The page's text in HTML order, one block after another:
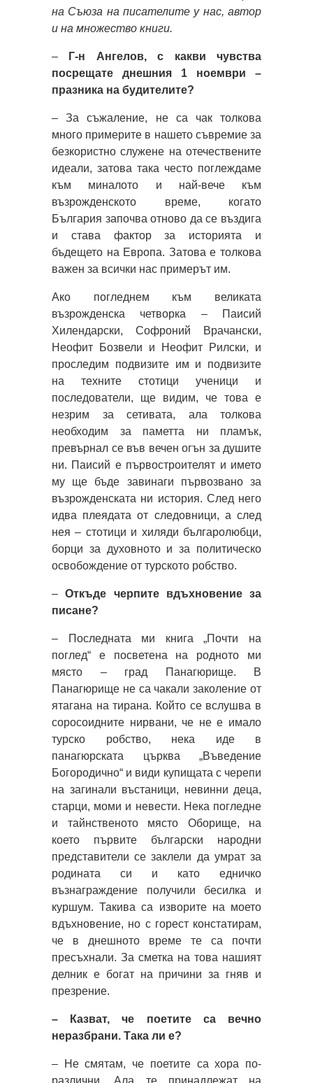
на Съюза на писателите у нас, автор
и на множество книги.
–
Г-н Ангелов, с какви чувства
посрещате днешния 1 ноември –
празника на будителите?
– За съжаление, не са чак толкова
много примерите в нашето съвремие за
безкористно служене на отечествените
идеали, затова така често поглеждаме
към миналото и най-вече към
възрожденското време, когато
България започва отново да се въздига
и става фактор за историята и
бъдещето на Европа. Затова е толкова
важен за всички нас примерът им.
Ако погледнем към великата
възрожденска четворка – Паисий
Хилендарски, Софроний Врачански,
Неофит Бозвели и Неофит Рилски, и
проследим подвизите им и подвизите
на техните стотици ученици и
последователи, ще видим, че това е
незрим за сетивата, ала толкова
необходим за паметта ни пламък,
превърнал се във вечен огън за душите
ни. Паисий е първостроителят и името
му ще бъде завинаги първозвано за
възрожденската ни история. След него
идва плеядата от следовници, а след
нея – стотици и хиляди българолюбци,
борци за духовното и за политическо
освобождение от турското робство.
– Откъде черпите вдъхновение за
писане?
– Последната ми книга „Почти на
поглед“ е посветена на родното ми
място – град Панагюрище. В
Панагюрище не са чакали заколение от
ятагана на тирана. Който се вслушва в
соросоидните нирвани, че не е имало
турско робство, нека иде в
панагюрската църква „Въведение
Богородично“ и види купищата с черепи
на загинали въстаници, невинни деца,
старци, моми и невести. Нека погледне
и тайнственото място Оборище, на
което първите български народни
представители се заклели да умрат за
родината си и като едничко
възнаграждение получили бесилка и
куршум. Такива са изворите на моето
вдъхновение, но с горест констатирам,
че в днешното време те са почти
пресъхнали. За сметка на това нашият
делник е богат на причини за гняв и
презрение.
– Казват, че поетите са вечно
неразбрани. Така ли е?
– Не смятам, че поетите са хора по-
различни. Ала те принадлежат на